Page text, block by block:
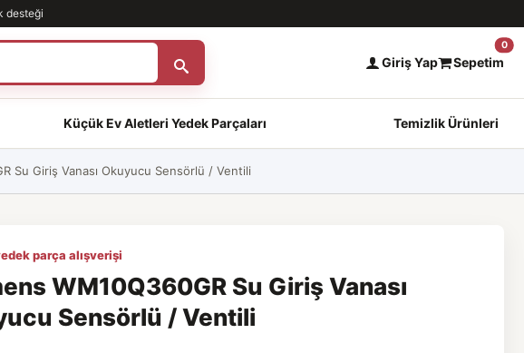
desteği
Giriş Yap Sepetim
0
Küçük Ev Aletleri Yedek Parçaları Temizlik Ürünleri
Su Giriş Vanası Okuyucu Sensörlü / Ventili
parça alışverişi
WM10Q360GR Su Giriş Vanası
Sensörlü / Ventili